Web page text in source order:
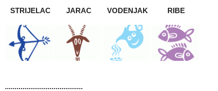
STRIJELAC JARAC VODENJAK RIBE
........................................